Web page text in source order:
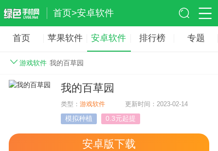
首页>安卓软件
首页 苹果软件 安卓软件 排行榜 专题
游戏软件 我的百草园
我的百草园
类型：游戏软件 更新时间：2023-02-14
模拟种植 0.3元起提
安卓版下载